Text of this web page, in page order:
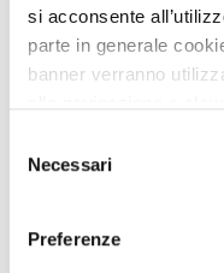
si acconsente
parte in generale
banner verranno
Per conoscere i
https://
https://
delNecessari
Preferenze
ALLEGATI
Nessun allegato
Non sono presenti aree
CONDIVIDI